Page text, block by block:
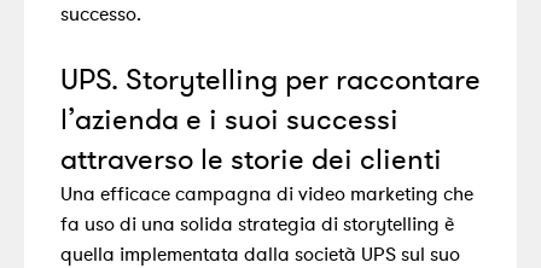
successo.
UPS. Storytelling per raccontare
l’azienda e i suoi successi
attraverso le storie dei clienti
Una efficace campagna di video marketing che
fa uso di una solida strategia di storytelling è
quella implementata dalla società UPS sul suo